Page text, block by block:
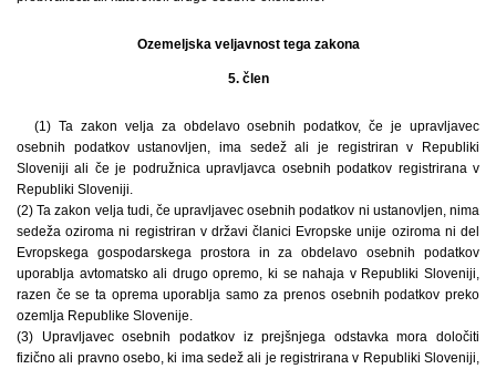
Ozemeljska veljavnost tega zakona
5. člen
(1) Ta zakon velja za obdelavo osebnih podatkov, če je upravljavec
osebnih podatkov ustanovljen, ima sedež ali je registriran v Republiki
Sloveniji ali če je podružnica upravljavca osebnih podatkov registrirana v
Republiki Sloveniji.
(2) Ta zakon velja tudi, če upravljavec osebnih podatkov ni ustanovljen, nima
sedeža oziroma ni registriran v državi članici Evropske unije oziroma ni del
Evropskega gospodarskega prostora in za obdelavo osebnih podatkov
uporablja avtomatsko ali drugo opremo, ki se nahaja v Republiki Sloveniji,
razen če se ta oprema uporablja samo za prenos osebnih podatkov preko
ozemlja Republike Slovenije.
(3) Upravljavec osebnih podatkov iz prejšnjega odstavka mora določiti
fizično ali pravno osebo, ki ima sedež ali je registrirana v Republiki Sloveniji,